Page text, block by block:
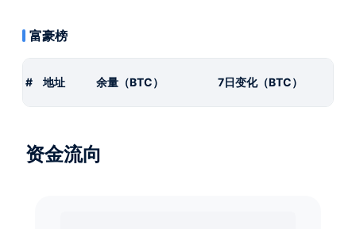
富豪榜
# 地址 余量（BTC） 7日变化（BTC）
资金流向